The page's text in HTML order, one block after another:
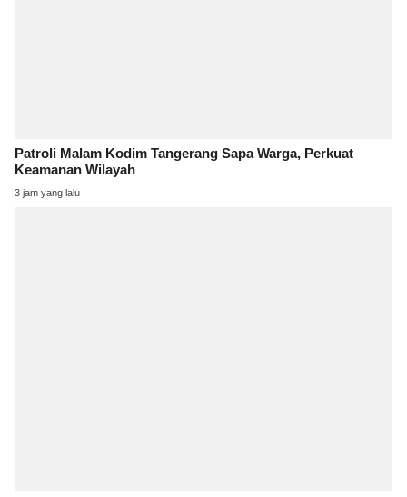
Patroli Malam Kodim Tangerang Sapa Warga, Perkuat
Keamanan Wilayah
3 jam yang lalu